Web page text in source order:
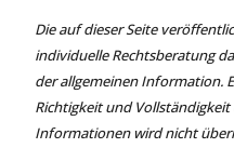
Die auf dieser Seite
individuelle Rechtsberatung
der allgemeinen Information.
Richtigkeit und
Informationen wird nicht